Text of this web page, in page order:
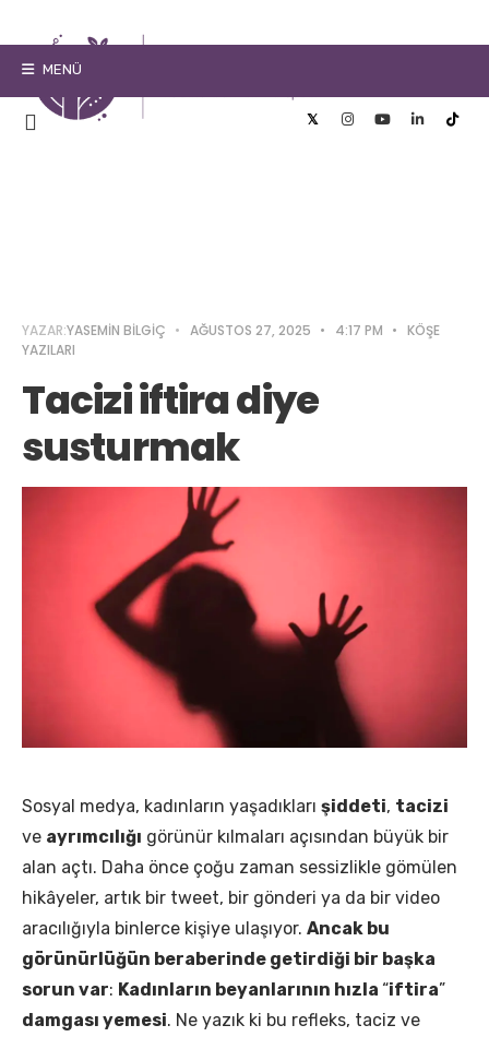
MENÜ
YAZAR:YASEMIN BILGIÇ • AĞUSTOS 27, 2025 • 4:17 PM • KÖŞE
YAZILARI
Tacizi iftira diye
susturmak
Sosyal medya, kadınların yaşadıkları şiddeti, tacizi
ve ayrımcılığı görünür kılmaları açısından büyük bir
alan açtı. Daha önce çoğu zaman sessizlikle gömülen
hikâyeler, artık bir tweet, bir gönderi ya da bir video
aracılığıyla binlerce kişiye ulaşıyor. Ancak bu
görünürlüğün beraberinde getirdiği bir başka
sorun var: Kadınların beyanlarının hızla “iftira”
damgası yemesi. Ne yazık ki bu refleks, taciz ve